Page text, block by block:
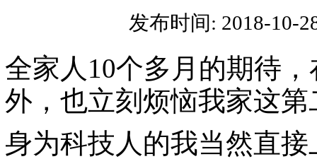
发布时间: 2018-10-
全家人10个多月的期待
外，也立刻烦恼我家这
身为科技人的我当然直